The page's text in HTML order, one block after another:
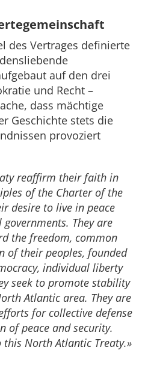
des Vertrages definierte
auf den drei
und Recht –
dass mächtige
Geschichte stets die
provoziert
reaffirm their faith in
of the Charter of the
desire to live in peace
They are
the freedom, common
of their peoples, founded
individual liberty
seek to promote stability
Atlantic area. They are
for collective defense
of peace and security.
this North Atlantic Treaty.»